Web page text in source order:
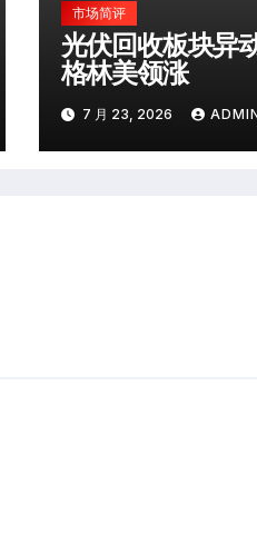
市场简评
光伏回收板块异
格林美领涨
7 月 23, 2026